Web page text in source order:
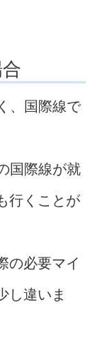
、国際線で
国際線が就
行くことが
の必要マイ
し違いま